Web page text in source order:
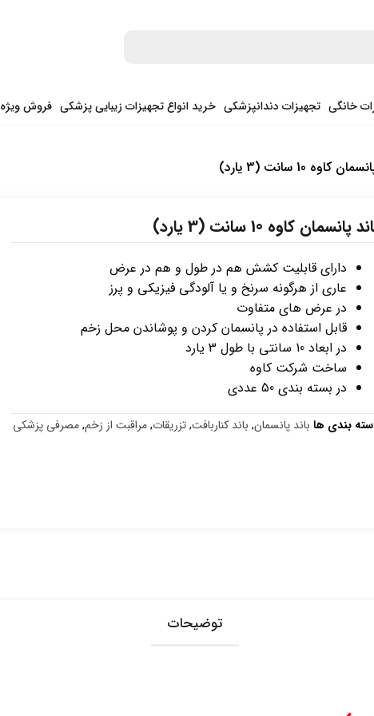
خانگی تجهیزات دندانپزشکی خرید انواع تجهیزات زیبایی پزشکی فروش ویژه
کاوه 10 سانت (3 یارد)
پانسمان کاوه 10 سانت (3 یارد)
دارای قابلیت کشش هم در طول و هم در عرض
عاری از هرگونه سرنخ و یا آلودگی فیزیکی و پرز
در عرض های متفاوت
قابل استفاده در پانسمان کردن و پوشاندن محل زخم
در ابعاد 10 سانتی با طول 3 یارد
ساخت شرکت کاوه
در بسته بندی 50 عددی
بندی ها باند پانسمان, باند کناربافت,تزریقات,مراقبت از زخم,مصرفی پزشکی
توضیحات